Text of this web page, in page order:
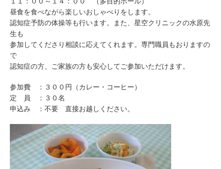
昼食を食べながら楽しいおしゃべりをします。
認知症予防の体操等も行います。また、星空クリニックの水原先
生も
参加してくださり相談に応えてくれます。専門職員もおりますの
で
認知症の方、ご家族の方も安心してご参加いただけます。
参加費 ：３００円（カレー・コーヒー）
定 員 ：３０名
申込み ：不要 直接お越しください。